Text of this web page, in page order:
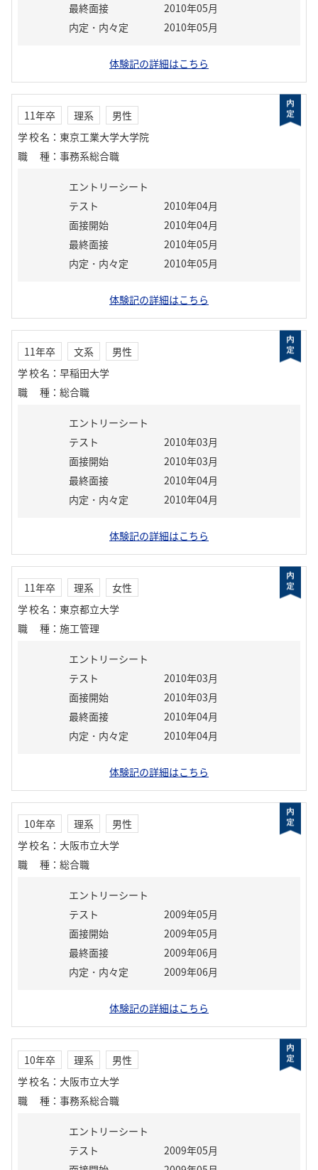
最終面接
2010年05月
内定・内々定
2010年05月
体験記の詳細はこちら
11年卒 理系
男性
学校名 ： 東京工業大学大学院
職種 ： 事務系総合職
エントリーシート
テスト
2010年04月
面接開始
2010年04月
最終面接
2010年05月
内定・内々定
2010年05月
体験記の詳細はこちら
11年卒 文系
男性
学校名 ： 早稲田大学
職種 ： 総合職
エントリーシート
テスト
2010年03月
面接開始
2010年03月
最終面接
2010年04月
内定・内々定
2010年04月
体験記の詳細はこちら
11年卒 理系
女性
学校名 ： 東京都立大学
職種 ： 施工管理
エントリーシート
テスト
2010年03月
面接開始
2010年03月
最終面接
2010年04月
内定・内々定
2010年04月
体験記の詳細はこちら
10年卒 理系
男性
学校名 ： 大阪市立大学
職種 ： 総合職
エントリーシート
テスト
2009年05月
面接開始
2009年05月
最終面接
2009年06月
内定・内々定
2009年06月
体験記の詳細はこちら
10年卒 理系
男性
学校名 ： 大阪市立大学
職種 ： 事務系総合職
エントリーシート
テスト
2009年05月